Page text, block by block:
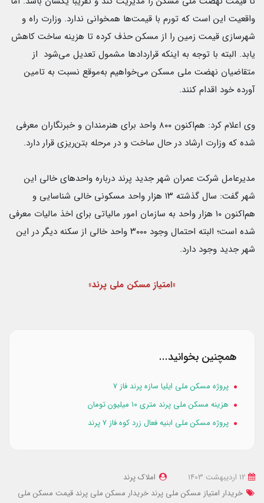
واقعیت این است که تورم با قیمت‌ها همخوانی ندارد. وزارت راه و
شهرسازی قیمت زمین را از مسکن حذف کرده تا هزینه ساخت کاهش
یابد. البته با توجه به اینکه قراردادها مشمول تعدیل می‌شود از
متقاضیان نهضت ملی مسکن می‌خواهیم به‌موقع نسبت به تامین
آورده خود اقدام کنند.
وی اعلام کرد: هم‌اکنون ۸۰۰ واحد برای هنرمندان و خبرنگاران معرفی
شده که وزارت ارشاد در حال ساخت و در مرحله بتن‌ریزی قرار دارد.
مدیرعامل شرکت عمران شهر جدید پرند درباره واحدهای خالی این
شهر گفت: سال گذشته ۱۳ هزار واحد مسکونی خالی شناسایی و
هم‌اکنون ۱۰ هزار واحد به سازمان امور مالیاتی برای اخذ مالیات معرفی
شده است؛ البته احتمال وجود ۳۰۰۰ واحد خالی از سکنه دیگر در این
شهر جدید وجود دارد.
«امتیاز مسکن ملی پرند»
همچنین بخوانید...
پروژه مسکن ملی ایلیا سازه پرند فاز ۷
هزینه مسکن ملی پرند متری ۱۰ میلیون تومان
پروژه مسکن ملی ابنیه فعال زرد کوه فاز ۷ پرند
املاک پرند
خریدار امتیاز مسکن ملی پرند خریدار مسکن ملی پرند قیمت مسکن ملی